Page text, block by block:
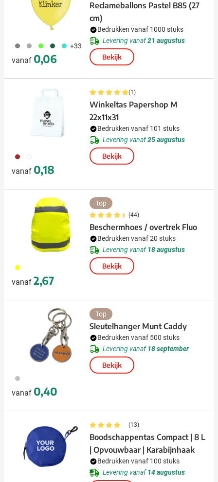
908 491 153 374 033 +33
vanaf 0,06
Reclameballons Pastel B85 (27
cm)
Bedrukken vanaf 1000 stuks
Levering vanaf21 augustus
Bekijk
011 002
vanaf 0,18
(1)
Winkeltas Papershop M
22x11x31
Bedrukken vanaf 101 stuks
Levering vanaf25 augustus
Bekijk
006
vanaf 2,67
Top
(44)
Beschermhoes / overtrek Fluo
Bedrukken vanaf 20 stuks
Levering vanaf18 augustus
Bekijk
032
vanaf 0,40
Top
Sleutelhanger Munt Caddy
Bedrukken vanaf 500 stuks
Levering vanaf18 september
Bekijk
(13)
Boodschappentas Compact | 8 L
| Opvouwbaar | Karabijnhaak
Bedrukken vanaf 100 stuks
Levering vanaf14 augustus